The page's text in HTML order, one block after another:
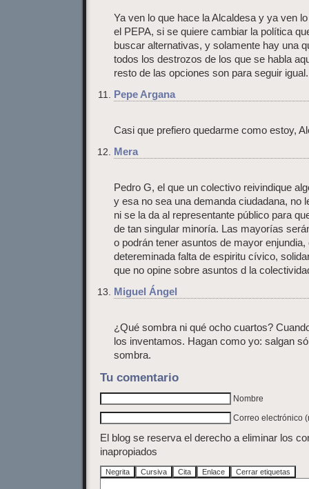
Ya ven lo que hace la Alcaldesa y ya ven
el PEPA, si se quiere cambiar la política
buscar alternativas, y solamente hay una
todos los destrozos de los que se habla
resto de las opciones son para seguir igual.
Pepe Argana
Casi que prefiero quedarme como estoy,
Mera
Pedro G, el que un colectivo reivindique
y esa no sea una demanda ciudadana, no
ni se la da al representante público para
de tan singular minoría. Las mayorías
o podrán tener asuntos de mayor enjundia,
detereminada falta de espiritu cívico,
que no opine sobre asuntos d la
Miguel Ángel
¿Qué sombra ni qué ocho cuartos?
los inventamos. Hagan como yo: salgan
sombra.
Tu comentario
Nombre
Correo electrónico
El blog se reserva el derecho a eliminar los
inapropiados